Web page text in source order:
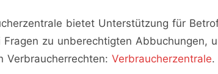
bietet Unterstützung für
zu unberechtigten Abbuchungen,
Verbraucherrechten: Verbraucherzentrale.